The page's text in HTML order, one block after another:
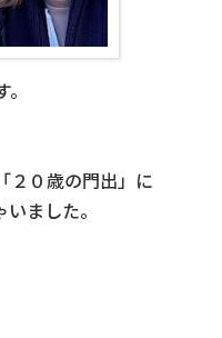
２０歳の門出」に
ました。